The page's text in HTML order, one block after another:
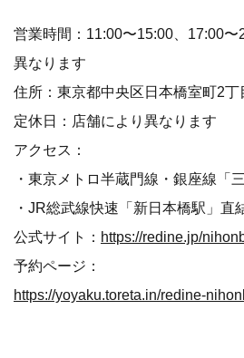
営業時間：11:00〜15:00、
異なります
住所：東京都中央区日本橋室町2
定休日：店舗により異なります
アクセス：
・東京メトロ半蔵門線・銀座線「
・JR総武線快速「新日本橋駅」直
公式サイト： https://redine.jp/
予約ページ：